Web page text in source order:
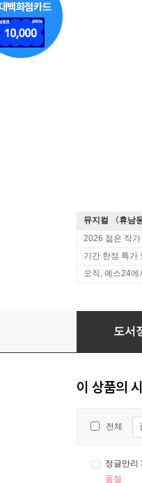
2026 젊은 작가
기간 한정 특가
오직, 예스24에
정글만리 세
도서
이 상품의
전체
정글만리
품절